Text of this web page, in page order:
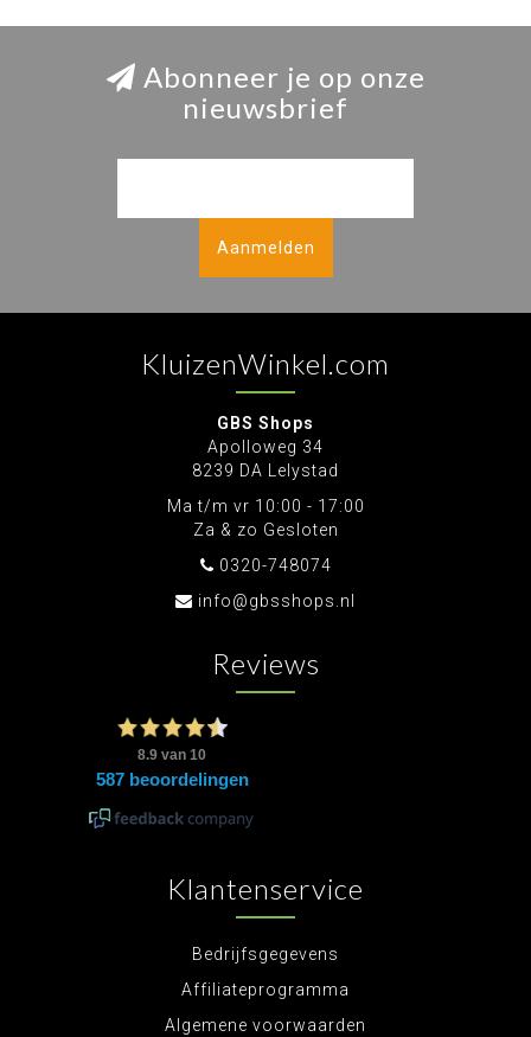
Abonneer je op onze
nieuwsbrief
Aanmelden
KluizenWinkel.com
GBS Shops
Apolloweg 34
8239 DA Lelystad
Ma t/m vr 10:00 - 17:00
Za & zo Gesloten
0320-748074
info@gbsshops.nl
Reviews
Klantenservice
Bedrijfsgegevens
Affiliateprogramma
Algemene voorwaarden